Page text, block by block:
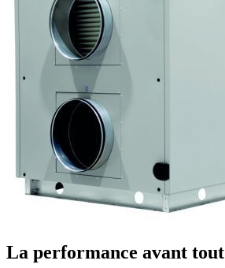
La performance avant tout